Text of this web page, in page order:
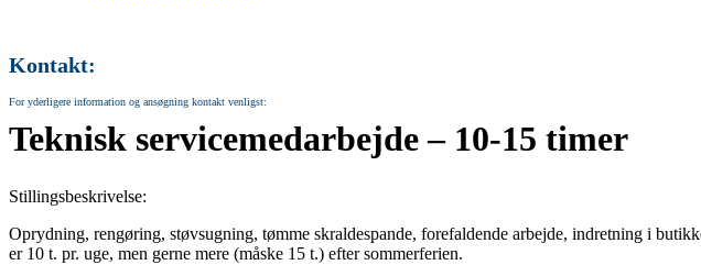
Kontakt:
For yderligere information og ansøgning kontakt venligst:
Teknisk servicemedarbejde – 10-15 timer
Stillingsbeskrivelse:
Oprydning, rengøring, støvsugning, tømme skraldespande, forefaldende arbejde, indretning i
er 10 t. pr. uge, men gerne mere (måske 15 t.) efter sommerferien.